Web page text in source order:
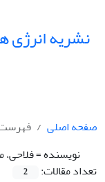
نشریه انرژی
صفحه اصلی
نویسنده =فلاحی،
تعداد مقالات:
2